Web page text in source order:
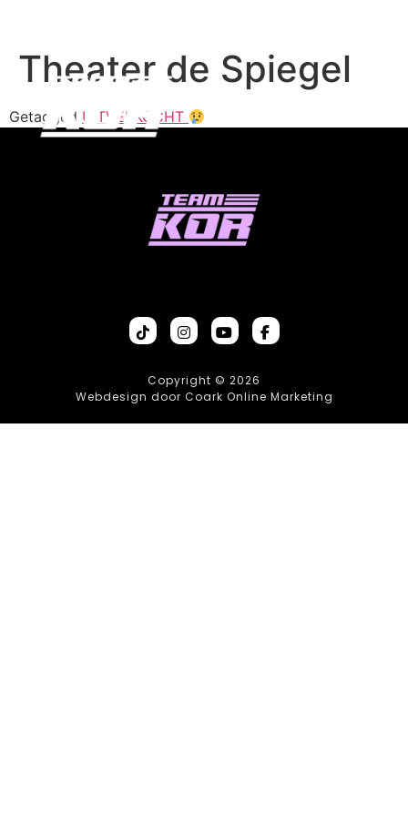
Theater de Spiegel
Getagged UITVERKOCHT
Copyright © 2026
Webdesign door Coark Online Marketing